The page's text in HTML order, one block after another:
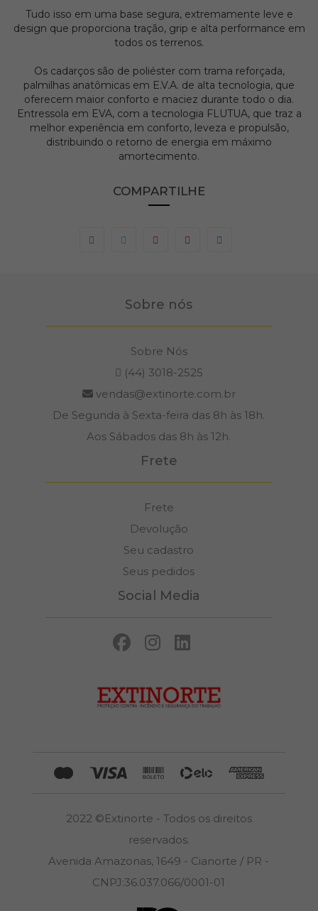
Tudo isso em uma base segura, extremamente leve e
design que proporciona tração, grip e alta performance em
todos os terrenos.
Os cadarços são de poliéster com trama reforçada,
palmilhas anatômicas em E.V.A. de alta tecnologia, que
oferecem maior conforto e maciez durante todo o dia.
Entressola em EVA, com a tecnologia FLUTUA, que traz a
melhor experiência em conforto, leveza e propulsão,
distribuindo o retorno de energia em máximo
amortecimento.
COMPARTILHE
Sobre nós
Sobre Nós
(44) 3018-2525
vendas@extinorte.com.br
De Segunda à Sexta-feira das 8h às 18h.
Aos Sábados das 8h às 12h.
Frete
Frete
Devolução
Seu cadastro
Seus pedidos
Social Media
2022 ©Extinorte - Todos os direitos
reservados.
Avenida Amazonas, 1649 - Cianorte / PR -
CNPJ:36.037.066/0001-01